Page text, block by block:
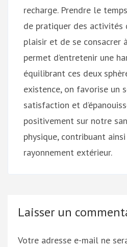
recharge. Prendre le
de pratiquer des activités
plaisir et de se consacrer
permet d’entretenir une
équilibrant ces deux
existence, on favorise un
satisfaction et
positivement sur notre
physique, contribuant
rayonnement extérieur.
Laisser un
Votre adresse e-mail ne